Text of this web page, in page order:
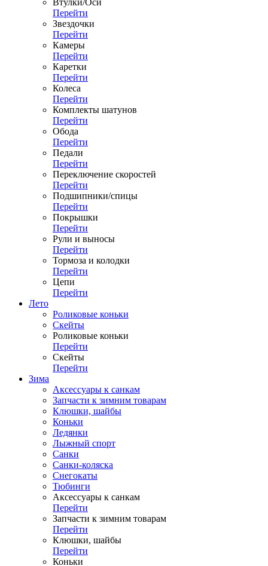
Втулки/Оси
Перейти
Звездочки
Перейти
Камеры
Перейти
Каретки
Перейти
Колеса
Перейти
Комплекты шатунов
Перейти
Обода
Перейти
Педали
Перейти
Переключение скоростей
Перейти
Подшипники/спицы
Перейти
Покрышки
Перейти
Рули и выносы
Перейти
Тормоза и колодки
Перейти
Цепи
Перейти
Лето
Роликовые коньки
Скейты
Роликовые коньки
Перейти
Скейты
Перейти
Зима
Аксессуары к санкам
Запчасти к зимним товарам
Клюшки, шайбы
Коньки
Ледянки
Лыжный спорт
Санки
Санки-коляска
Снегокаты
Тюбинги
Аксессуары к санкам
Перейти
Запчасти к зимним товарам
Перейти
Клюшки, шайбы
Перейти
Коньки